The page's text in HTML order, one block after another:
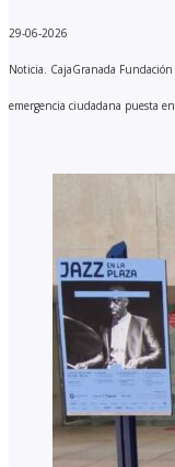
29-06-2026
Noticia. CajaGranada
emergencia ciudadana puesta